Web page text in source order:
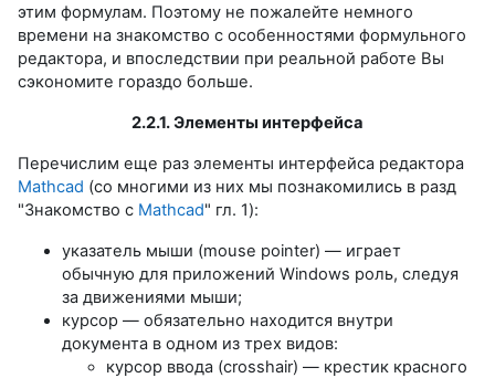
этим формулам. Поэтому не пожалейте немного
времени на знакомство с особенностями формульного
редактора, и впоследствии при реальной работе Вы
сэкономите гораздо больше.
2.2.1. Элементы интерфейса
Перечислим еще раз элементы интерфейса редактора
Mathcad (со многими из них мы познакомились в разд
"Знакомство с Mathcad" гл. 1):
указатель мыши (mouse pointer) — играет
обычную для приложений Windows роль, следуя
за движениями мыши;
курсор — обязательно находится внутри
документа в одном из трех видов:
курсор ввода (crosshair) — крестик красного